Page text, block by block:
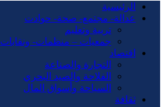
الرئيسية
عدالة- مجتمع- صحة- حوادت
تربية وتعليم
جمعيات – منظمات- ونقابات
اقتصاد
التجارة والصناعة
الفلاحة والصيد البحري
السياحة وأسواق المال
ثقافة